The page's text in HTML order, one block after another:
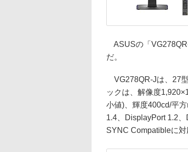
ASUSの「
だ。
VG278QR-Jは、27
ックは、解像度
小値)、輝度400cd/平
1.4、DisplayPort 1.2
SYNC Compatibleに対